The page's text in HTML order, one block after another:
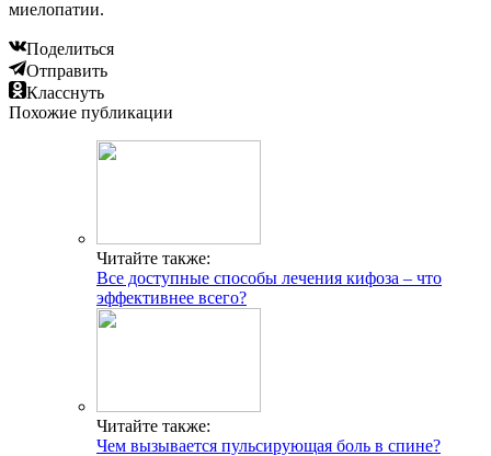
миелопатии.
Поделиться
Отправить
Класснуть
Похожие публикации
Читайте также:
Все доступные способы лечения кифоза – что
эффективнее всего?
Читайте также:
Чем вызывается пульсирующая боль в спине?